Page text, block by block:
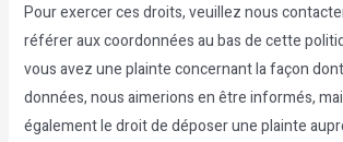
Pour exercer ces droits, veuillez nous
référer aux coordonnées au bas de cette
vous avez une plainte concernant la façon
données, nous aimerions en être informés,
également le droit de déposer une plainte